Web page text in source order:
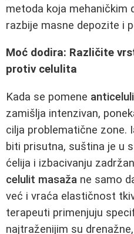
metoda koja mehaničkim
razbije masne depozite i
Moć dodira: Različite
protiv celulita
Kada se pomene
zamišlja intenzivan,
cilja problematične zone.
biti prisutna, suština je u
ćelija i izbacivanju
celulit masaža ne samo
već i vraća elastičnost
terapeuti primenjuju
najtraženijim su